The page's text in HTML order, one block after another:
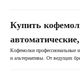
Купить
Кофемолки профессиональные
и альтернативы. От ведущих